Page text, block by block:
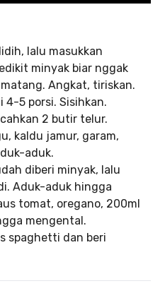
lalu masukkan
minyak biar nggak
Angkat, tiriskan.
5 porsi. Sisihkan.
2 butir telur.
kaldu jamur, garam,
aduk.
diberi minyak, lalu
Aduk-aduk hingga
tomat, oregano, 200ml
mengental.
spaghetti dan beri